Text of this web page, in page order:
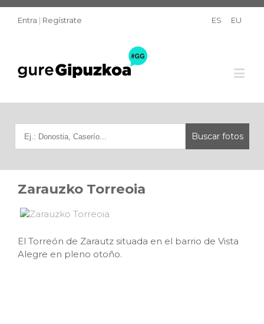
Entra | Regístrate ES EU
Zarauzko Torreoia
El Torreón de Zarautz situada en el barrio de Vista
Alegre en pleno otoño.